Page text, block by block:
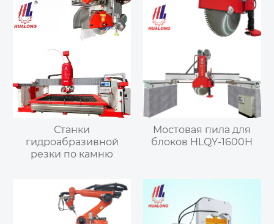
Станки
гидроабразивной
резки по камню
Мостовая пила для
блоков HLQY-1600H